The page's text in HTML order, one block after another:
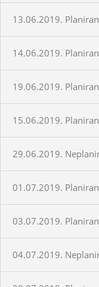
13.06.2019.
14.06.2019.
19.06.2019.
15.06.2019.
29.06.2019.
01.07.2019.
03.07.2019.
04.07.2019.